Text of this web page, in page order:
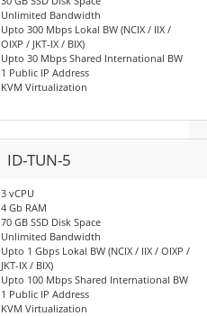
Unlimited Bandwidth
Upto 300 Mbps Lokal BW (NCIX / IIX /
OIXP / JKT-IX / BIX)
Upto 30 Mbps Shared International BW
1 Public IP Address
KVM Virtualization
ID-TUN-5
3 vCPU
4 Gb RAM
70 GB SSD Disk Space
Unlimited Bandwidth
Upto 1 Gbps Lokal BW (NCIX / IIX / OIXP /
JKT-IX / BIX)
Upto 100 Mbps Shared International BW
1 Public IP Address
KVM Virtualization